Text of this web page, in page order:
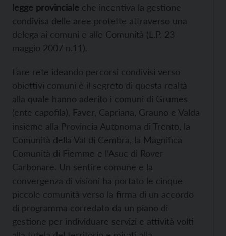
legge provinciale che incentiva la gestione
condivisa delle aree protette attraverso una
delega ai comuni e alle Comunità (L.P. 23
maggio 2007 n.11).
Fare rete ideando percorsi condivisi verso
obiettivi comuni è il segreto di questa realtà
alla quale hanno aderito i comuni di Grumes
(ente capofila), Faver, Capriana, Grauno e Valda
insieme alla Provincia Autonoma di Trento, la
Comunità della Val di Cembra, la Magnifica
Comunità di Fiemme e l’Asuc di Rover
Carbonare. Un sentire comune e la
convergenza di visioni ha portato le cinque
piccole comunità verso la firma di un accordo
di programma corredato da un piano di
gestione per individuare servizi e attività volti